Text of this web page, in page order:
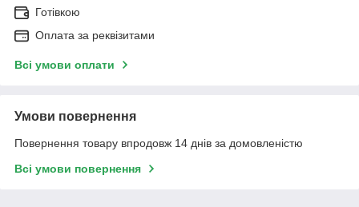
Готівкою
Оплата за реквізитами
Всі умови оплати
Умови повернення
Повернення товару впродовж 14 днів за домовленістю
Всі умови повернення